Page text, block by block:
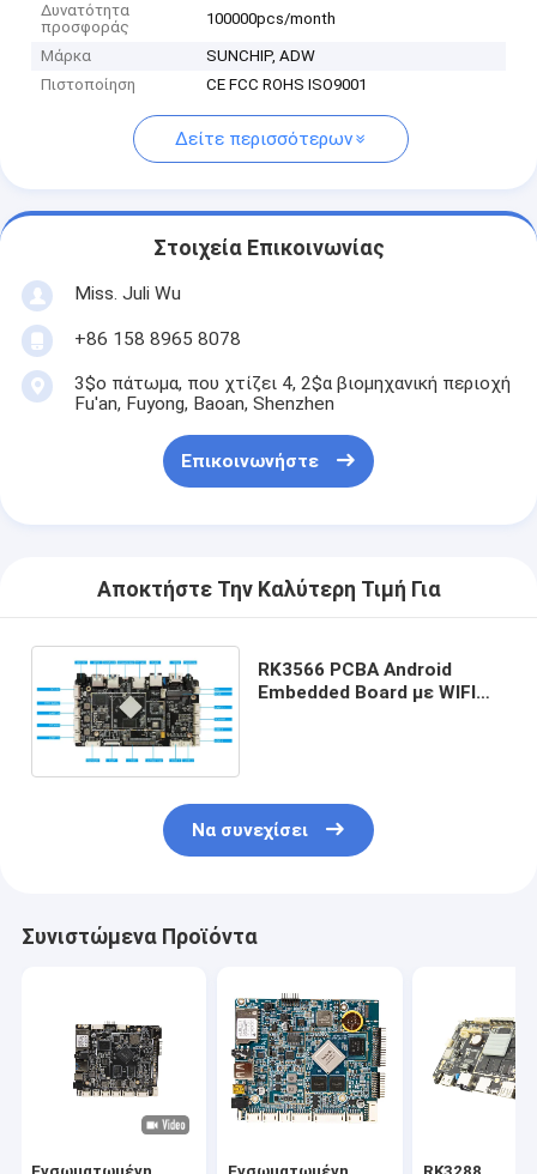
Δυνατότητα
προσφοράς
100000pcs/month
Μάρκα
SUNCHIP, ADW
Πιστοποίηση
CE FCC ROHS ISO9001
Δείτε περισσότερων
Στοιχεία Επικοινωνίας
Miss. Juli Wu
+86 158 8965 8078
3$ο πάτωμα, που χτίζει 4, 2$α βιομηχανική περιοχή
Fu'an, Fuyong, Baoan, Shenzhen
Επικοινωνήστε
Αποκτήστε Την Καλύτερη Τιμή Για
RK3566 PCBA Android
Embedded Board με WIFI
Να συνεχίσει
Συνιστώμενα Προϊόντα